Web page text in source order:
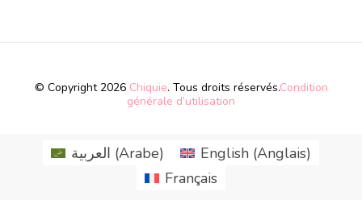
© Copyright 2026 Chiquie. Tous droits réservés.Condition
générale d’utilisation
العربية (Arabe) English (Anglais)
Français